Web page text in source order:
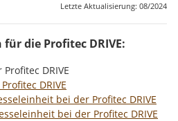
Letzte Aktualisierung: 08/2024
die Profitec DRIVE:
DRIVE
DRIVE
bei der Profitec DRIVE
bei der Profitec DRIVE